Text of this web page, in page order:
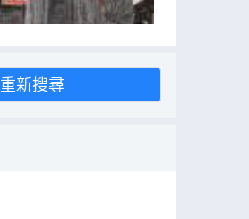
重新搜尋